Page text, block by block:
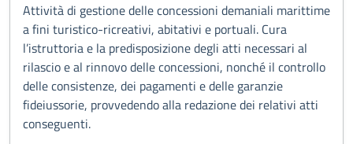
Attività di gestione delle concessioni demaniali marittime
a fini turistico-ricreativi, abitativi e portuali. Cura
l’istruttoria e la predisposizione degli atti necessari al
rilascio e al rinnovo delle concessioni, nonché il controllo
delle consistenze, dei pagamenti e delle garanzie
fideiussorie, provvedendo alla redazione dei relativi atti
conseguenti.